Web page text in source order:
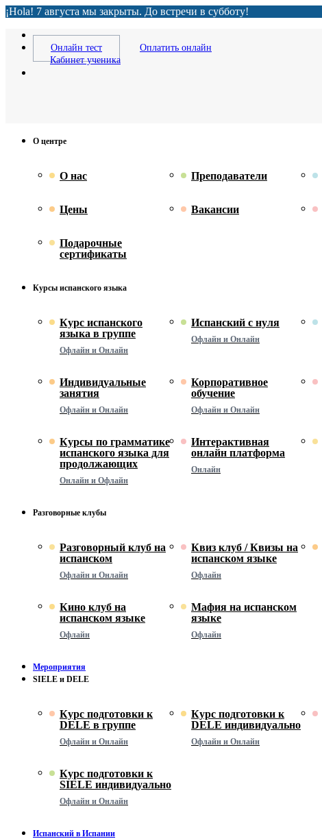
¡Hola! 7 августа мы закрыты. До встречи в субботу!
Онлайн тест
Оплатить онлайн
Кабинет ученика
О центре
О нас Преподаватели
Цены Вакансии
Подарочные
сертификаты
Курсы испанского языка
Курс испанского
языка в группе
Офлайн и Онлайн
Испанский с нуля
Офлайн и Онлайн
Индивидуальные
занятия
Офлайн и Онлайн
Корпоративное
обучение
Офлайн и Онлайн
Курсы по грамматике
испанского языка для
продолжающих
Онлайн и Офлайн
Интерактивная
онлайн платформа
Онлайн
Разговорные клубы
Разговорный клуб на
испанском
Офлайн и Онлайн
Квиз клуб / Квизы на
испанском языке
Офлайн
Кино клуб на
испанском языке
Офлайн
Мафия на испанском
языке
Офлайн
Мероприятия
SIELE и DELE
Курс подготовки к
DELE в группе
Офлайн и Онлайн
Курс подготовки к
DELE индивидуально
Офлайн и Онлайн
Курс подготовки к
SIELE индивидуально
Офлайн и Онлайн
Испанский в Испании